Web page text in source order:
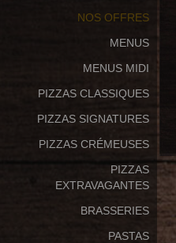
NOS OFFRES
MENUS
MENUS MIDI
PIZZAS CLASSIQUES
PIZZAS SIGNATURES
PIZZAS CRÉMEUSES
PIZZAS
EXTRAVAGANTES
BRASSERIES
PASTAS